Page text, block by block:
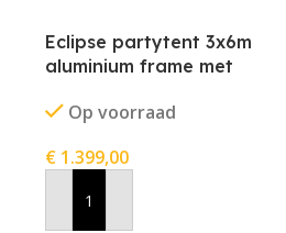
Eclipse partytent 3x6m
aluminium frame met
Op voorraad
€ 1.399,00
In Winkelwagen